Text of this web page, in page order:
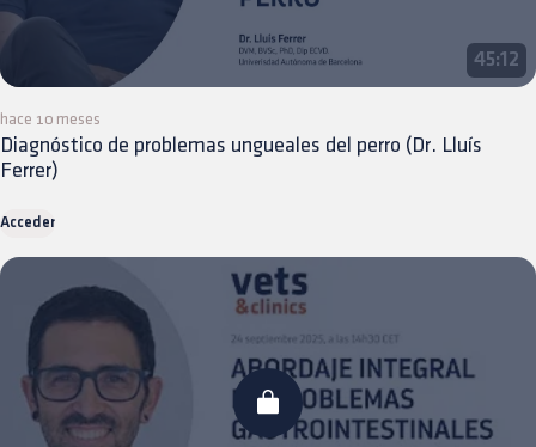
45:12
hace 10 meses
Diagnóstico de problemas ungueales del perro (Dr. Lluís
Ferrer)
Acceder